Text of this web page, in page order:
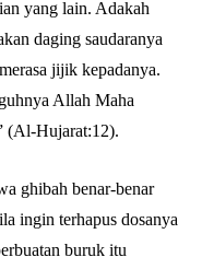
yang lain. Adakah
daging saudaranya
jijik kepadanya.
Allah Maha
(Al-Hujarat:12).
ghibah benar-benar
ingin terhapus dosanya
buruk itu